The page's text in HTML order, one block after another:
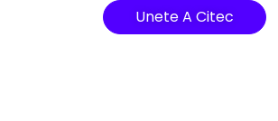
Unete A Citec